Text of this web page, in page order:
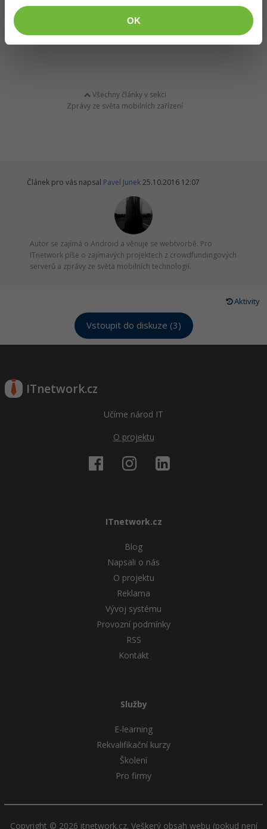
OK
Zdroj: Android Central
Všechny články v sekci
Zprávy ze světa mobilních zařízení
Článek pro vás napsal Pavel Junek25.10.2016 12:07
Autor se zajímá o Android a věnuje se webtvorbě. Pro
ITnetwork píše o zajímavých projektech z crowdfundingových
serverů a zprávy ze světa mobilních technologií.
Aktivity
Vstoupit do diskuze (3)
ITnetwork.cz
Učíme národ IT
O projektu
ITnetwork.cz
Blog
Napsali o nás
O projektu
Reklama
Vývoj systému
Provozní podmínky
RSS
Kontakt
Služby
E-learning
Rekvalifikační kurzy
Školení
Pro firmy
Copyright © 2026 itnetwork.cz. Veškerý obsah webu (pokud není